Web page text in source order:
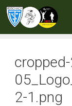
Zum
Inhalt
springen
2-1.png